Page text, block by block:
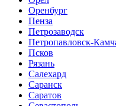
Оренбург
Пенза
Петрозаводск
Петропавловск-
Псков
Рязань
Салехард
Саранск
Саратов